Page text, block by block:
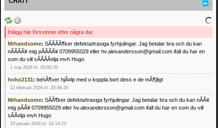
Inlägg här försvinner efter några dar.
Mrhandsome: SÃÂÃÂ¶ker defekta/trasiga fyrhjulingar. Jag betalar bra och du kan
nÃÂÃÂ¥ mig pÃÂÃÂ¥ 0709955029 eller hv.alexandersson@gmail.com ifall du har en
som du vill sÃÂÃÂ¤lja mvh Hugo
1 maj 2026 kl. 20:00:35
hoho2131: behÃ¶ver hjÃ¤lp med o koppla bort dess e de mÃ¶jligt
12 februari 2026 kl. 20:46:20
Mrhandsome: SÃÂ¶ker defekta/trasiga fyrhjulingar. Jag betalar bra och du kan nÃÂ¥
mig pÃÂ¥ 0709955029 eller hv.alexandersson@gmail.com ifall du har en som du vill
sÃÂ¤lja mvh Hugo
25 januari 2026 kl. 10:14:23